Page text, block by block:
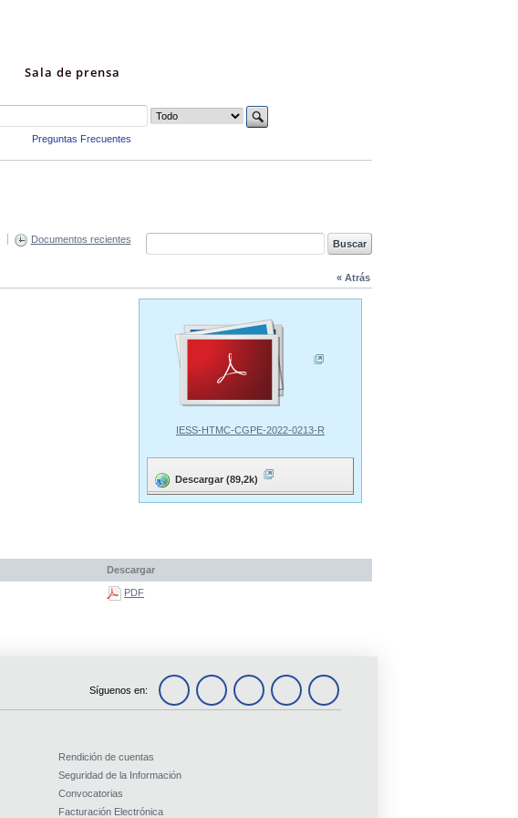
Sala de prensa
Preguntas Frecuentes
Documentos recientes
« Atrás
IESS-HTMC-CGPE-2022-0213-R
Descargar (89,2k)
Descargar
PDF
Síguenos en:
Rendición de cuentas
Seguridad de la Información
Convocatorias
Facturación Electrónica